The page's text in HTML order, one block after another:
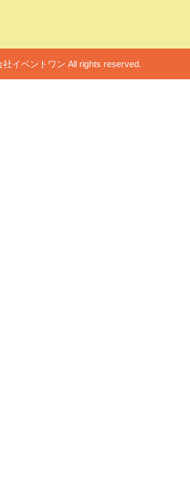
イベントワン All rights reserved.